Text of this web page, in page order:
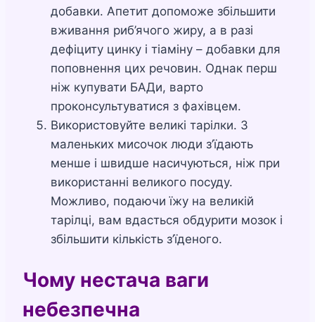
добавки. Апетит допоможе збільшити
вживання риб’ячого жиру, а в разі
дефіциту цинку і тіаміну – добавки для
поповнення цих речовин. Однак перш
ніж купувати БАДи, варто
проконсультуватися з фахівцем.
Використовуйте великі тарілки. З
маленьких мисочок люди з’їдають
менше і швидше насичуються, ніж при
використанні великого посуду.
Можливо, подаючи їжу на великій
тарілці, вам вдасться обдурити мозок і
збільшити кількість з’їденого.
Чому нестача ваги
небезпечна